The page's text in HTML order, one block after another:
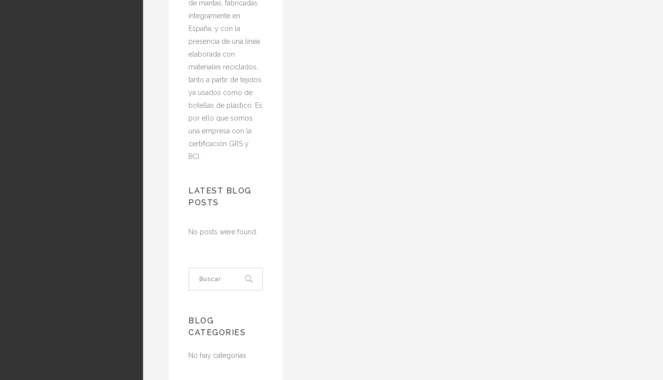
de mantas, fabricadas
íntegramente en
España, y con la
presencia de una línea
elaborada con
materiales reciclados,
tanto a partir de tejidos
ya usados como de
botellas de plástico. Es
por ello que somos
una empresa con la
certificación GRS y
BCI.
LATEST BLOG
POSTS
No posts were found.
BLOG
CATEGORIES
No hay categorías